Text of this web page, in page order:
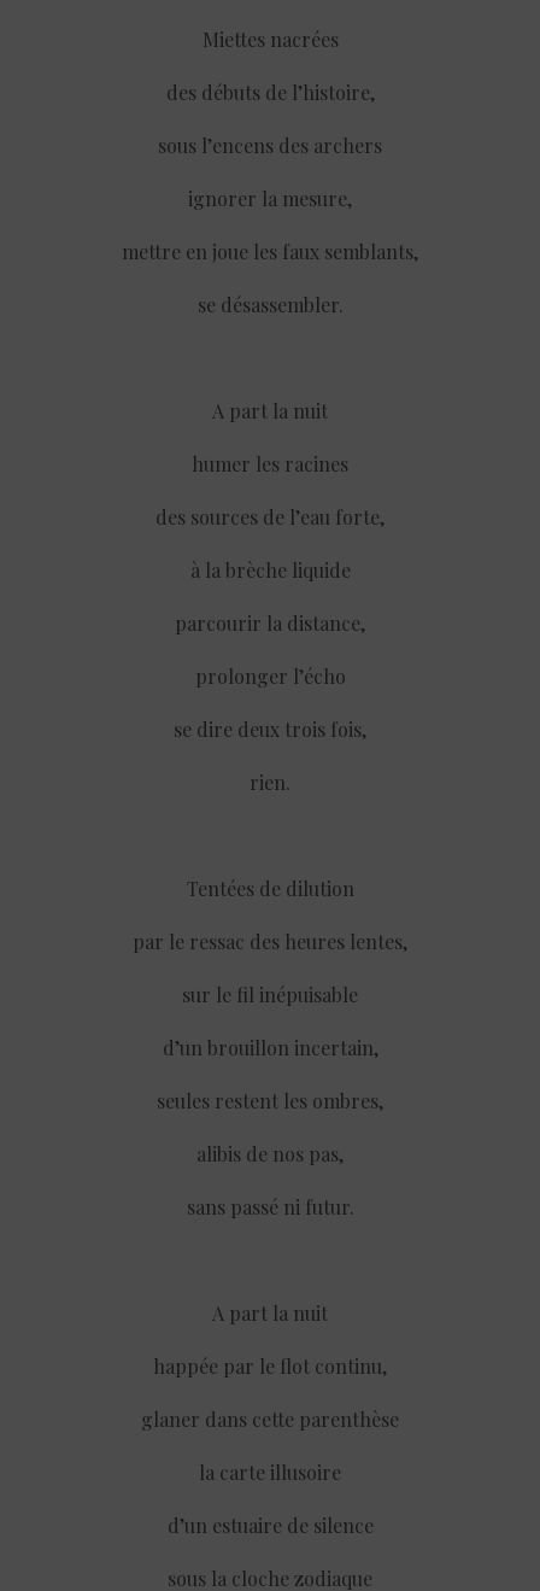
Miettes nacrées
des débuts de l’histoire,
sous l’encens des archers
ignorer la mesure,
mettre en joue les faux semblants,
se désassembler.
A part la nuit
humer les racines
des sources de l’eau forte,
à la brèche liquide
parcourir la distance,
prolonger l’écho
se dire deux trois fois,
rien.
Tentées de dilution
par le ressac des heures lentes,
sur le fil inépuisable
d’un brouillon incertain,
seules restent les ombres,
alibis de nos pas,
sans passé ni futur.
A part la nuit
happée par le flot continu,
glaner dans cette parenthèse
la carte illusoire
d’un estuaire de silence
sous la cloche zodiaque